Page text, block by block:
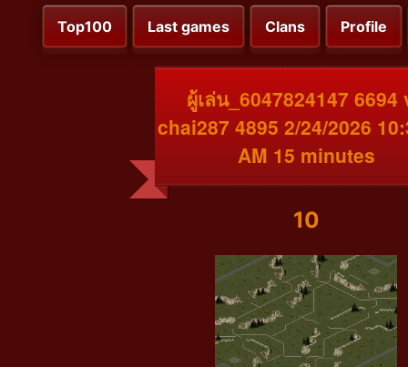
Top100 Last games Clans Profile
ผู้เล่น_6047824147 6694
chai287 4895 2/24/2026
AM 15 minutes
10